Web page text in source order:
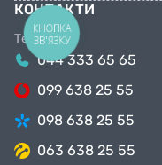
КОНТАКТИ
Телефони
044 333 65 65
099 638 25 55
098 638 25 55
063 638 25 55
КНОПКА
ЗВ'ЯЗКУ